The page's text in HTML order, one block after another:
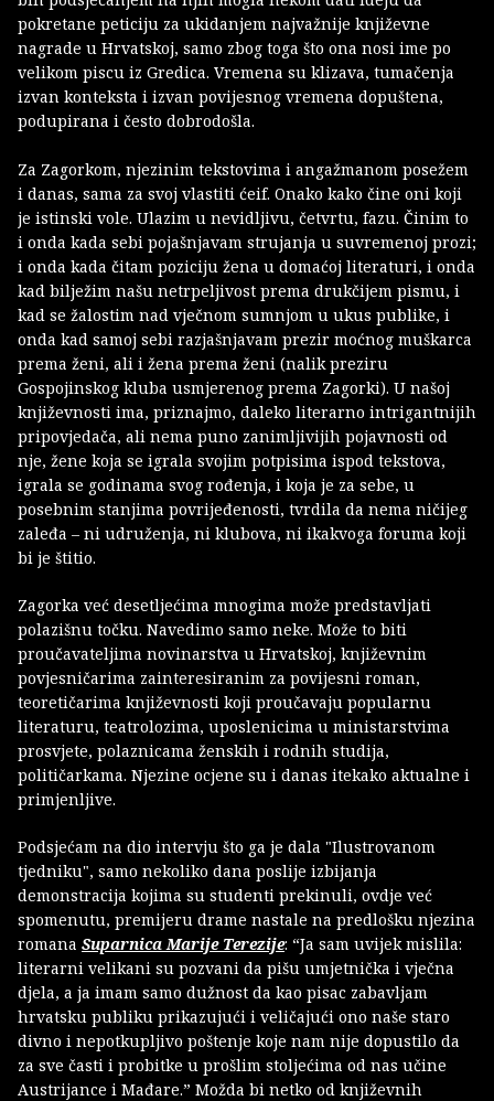
pokretane peticiju za ukidanjem najvažnije književne
nagrade u Hrvatskoj, samo zbog toga što ona nosi ime po
velikom piscu iz Gredica. Vremena su klizava, tumačenja
izvan konteksta i izvan povijesnog vremena dopuštena,
podupirana i često dobrodošla.
Za Zagorkom, njezinim tekstovima i angažmanom posežem
i danas, sama za svoj vlastiti ćeif. Onako kako čine oni koji
je istinski vole. Ulazim u nevidljivu, četvrtu, fazu. Činim to
i onda kada sebi pojašnjavam strujanja u suvremenoj prozi;
i onda kada čitam poziciju žena u domaćoj literaturi, i onda
kad bilježim našu netrpeljivost prema drukčijem pismu, i
kad se žalostim nad vječnom sumnjom u ukus publike, i
onda kad samoj sebi razjašnjavam prezir moćnog muškarca
prema ženi, ali i žena prema ženi (nalik preziru
Gospojinskog kluba usmjerenog prema Zagorki). U našoj
književnosti ima, priznajmo, daleko literarno intrigantnijih
pripovjedača, ali nema puno zanimljivijih pojavnosti od
nje, žene koja se igrala svojim potpisima ispod tekstova,
igrala se godinama svog rođenja, i koja je za sebe, u
posebnim stanjima povrijeđenosti, tvrdila da nema ničijeg
zaleđa – ni udruženja, ni klubova, ni ikakvoga foruma koji
bi je štitio.
Zagorka već desetljećima mnogima može predstavljati
polazišnu točku. Navedimo samo neke. Može to biti
proučavateljima novinarstva u Hrvatskoj, književnim
povjesničarima zainteresiranim za povijesni roman,
teoretičarima književnosti koji proučavaju popularnu
literaturu, teatrolozima, uposlenicima u ministarstvima
prosvjete, polaznicama ženskih i rodnih studija,
političarkama. Njezine ocjene su i danas itekako aktualne i
primjenljive.
Podsjećam na dio intervju što ga je dala "Ilustrovanom
tjedniku", samo nekoliko dana poslije izbijanja
demonstracija kojima su studenti prekinuli, ovdje već
spomenutu, premijeru drame nastale na predlošku njezina
romana Suparnica Marije Terezije: “Ja sam uvijek mislila:
literarni velikani su pozvani da pišu umjetnička i vječna
djela, a ja imam samo dužnost da kao pisac zabavljam
hrvatsku publiku prikazujući i veličajući ono naše staro
divno i nepotkupljivo poštenje koje nam nije dopustilo da
za sve časti i probitke u prošlim stoljećima od nas učine
Austrijance i Mađare.” Možda bi netko od književnih